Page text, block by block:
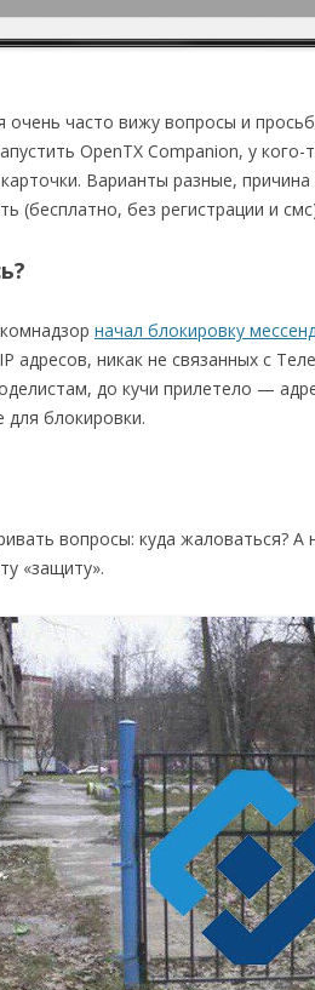
очень часто вижу вопросы и
OpenTX Companion, у
Варианты разные,
(бесплатно, без регистрации и
начал блокировку
адресов, никак не связанных с
до кучи прилетело —
для блокировки.
вопросы: куда жаловаться?
«защиту».